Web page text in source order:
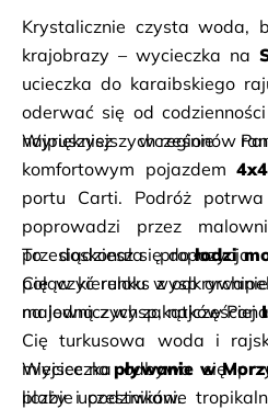
Krystalicznie czysta woda,
krajobrazy – wycieczka na
ucieczka do karaibskiego
oderwać się od
najpiękniejszych regionów
Wyruszysz wcześnie
komfortowym pojazdem 4x4
portu Carti. Podróż
poprowadzi przez
przesiądziesz się do łodzi
Cię w kierunku wysp
na jedną z wysp, najczęściej
Cię turkusowa woda i
miejsce na pływanie w
plaży i podziwianie
To doskonała
połączyć relaks z
malowniczych zakątków
Wycieczka odbywa się
liczbie uczestników.